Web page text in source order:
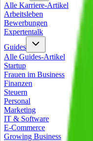
Alle Karriere-Artikel
Arbeitsleben
Bewerbungen
Expertentalk
Guides
Alle Guides-Artikel
Startup
Frauen im Business
Finanzen
Steuern
Personal
Marketing
IT & Software
E-Commerce
Growing Business